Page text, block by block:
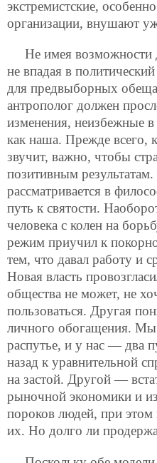
экстремистские,
организации, внушают
Не имея возможности
не впадая в
для предвыборных
антрополог должен
изменения, неизбежные
как наша. Прежде всего,
звучит, важно, чтобы
позитивным результатам.
рассматривается в
путь к святости.
человека с колен на
режим приучил к
тем, что давал работу и
Новая власть
общества не может, не
пользоваться. Другая
личного обогащения. Мы
распутье, и у нас — два
назад к уравнительной
на застой. Другой —
рыночной экономики и
пороков людей, при этом
их. Но долго ли